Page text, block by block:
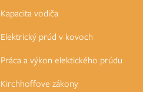
Kapacita vodiča
Elektrický prúd v kovoch
Práca a výkon elektického prúdu
Kirchhoffove zákony